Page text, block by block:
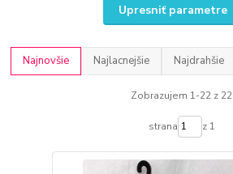
Upresniť parametre
Najnovšie Najlacnejšie Najdrahšie
Zobrazujem 1-22 z 22
strana z 1